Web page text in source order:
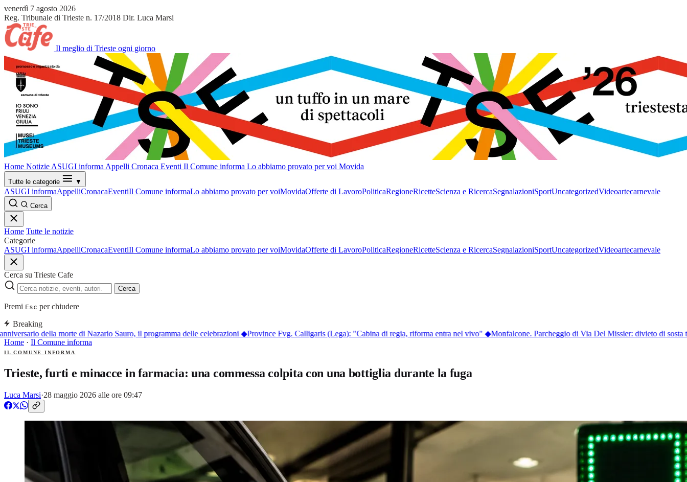
venerdì 7 agosto 2026
Reg. Tribunale di Trieste n. 17/2018 Dir. Luca Marsi
Il meglio di Trieste ogni giorno
Home Notizie ASUGI informa Appelli Cronaca Eventi Il Comune informa Lo abbiamo provato per voi Movida
Tutte le categorie ▼
ASUGI informaAppelliCronacaEventiIl Comune informaLo abbiamo provato per voiMovidaOfferte di LavoroPoliticaRegioneRicetteScienza e RicercaSegnalazioniSportUncategorizedVideoartecarnevale
Cerca
Home Tutte le notizie
Categorie
ASUGI informaAppelliCronacaEventiIl Comune informaLo abbiamo provato per voiMovidaOfferte di LavoroPoliticaRegioneRicetteScienza e RicercaSegnalazioniSportUncategorizedVideoartecarnevale
Cerca su Trieste Cafe
Cerca
Premi Esc per chiudere
Breaking
della morte di Nazario Sauro, il programma delle celebrazioni◆Province Fvg. Calligaris (Lega): "Cabina di regia, riforma entra nel vivo"◆Monfalcone. Parcheggio di Via Del Missier: divieto di sosta
Home · Il Comune informa
IL COMUNE INFORMA
Trieste, furti e minacce in farmacia: una commessa colpita con una bottiglia durante la fuga
Luca Marsi·28 maggio 2026 alle ore 09:47